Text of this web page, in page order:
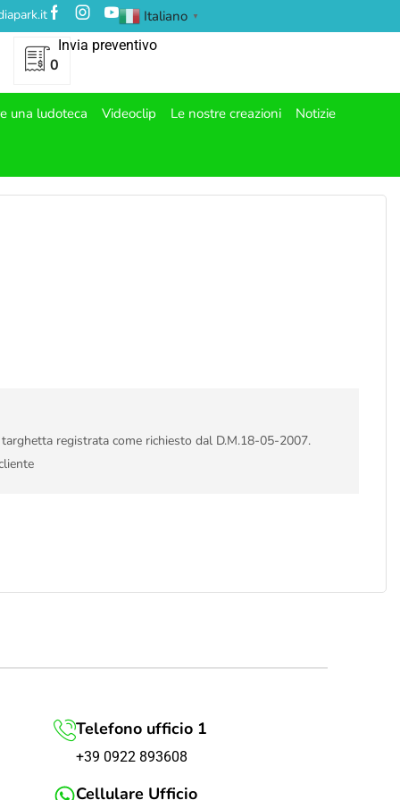
Italiano ▼
0
Invia preventivo
una ludoteca Videoclip Le nostre creazioni Notizie
registrata come richiesto dal D.M.18-05-2007.
Telefono ufficio 1
+39 0922 893608
Cellulare Ufficio